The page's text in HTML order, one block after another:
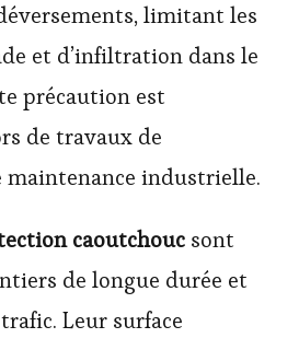
limitant les
et d’infiltration dans le
précaution est
de travaux de
maintenance industrielle.
caoutchouc sont
de longue durée et
Leur surface